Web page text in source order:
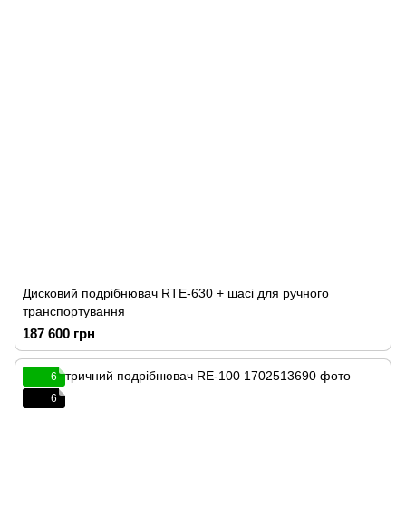
Дисковий подрібнювач RTE-630 + шасі для ручного
транспортування
187 600 грн
6
6